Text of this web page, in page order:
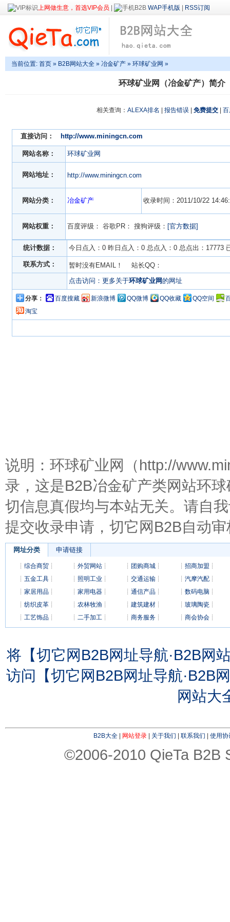
上网做生意，首选VIP会员 WAP手机版 RSS订阅
当前位置: 首页 » B2B网站大全 » 冶金矿产 » 环球矿业网 »
环球矿业网（冶金矿产）简介
相关查询： ALEXA排名 报告错误 免费提交
直接访问： http://www.miningcn.com
网站名称： 环球矿业网
网站地址： http://www.miningcn.com
网站分类： 冶金矿产 收录时间：2011/10/22
网站权重： 百度评级： 谷歌PR： 搜狗评级： [官方数据]
统计数据： 今日点入：0 昨日点入：0 总点入：0 总点出：17773
联系方式：
暂时没有EMAIL！ 站长QQ：
点击访问：更多关于环球矿业网的网址
分享： 百度搜藏 新浪微博 QQ微博 QQ收藏 QQ空间
淘宝
说明：环球矿业网（http://
录，这是B2B冶金矿产类网站环
切信息真假均与本站无关。请自
提交收录申请，切它网B2B自动
网址分类 申请链接
┊ 综合商贸 ┊ ┊ 外贸网站 ┊ ┊ 团购商城 ┊ ┊ 招商加盟 ┊
┊ 五金工具 ┊ ┊ 照明工业 ┊ ┊ 交通运输 ┊ ┊ 汽摩汽配┊
┊ 家居用品 ┊ ┊ 家用电器 ┊ ┊ 通信产品 ┊ ┊ 数码电脑 ┊
┊ 纺织皮革 ┊ ┊ 农林牧渔 ┊ ┊ 建筑建材 ┊ ┊ 玻璃陶瓷┊
┊ 工艺饰品 ┊ ┊ 二手加工 ┊ ┊ 商务服务 ┊ ┊ 商会协会┊
将【切它网B2B网址导航·B2B网
访问【切它网B2B网址导航·B2B
网站大
B2B大全| 网站登录| 关于我们 联系我们 使用协
©2006-2010 QieTa B2B